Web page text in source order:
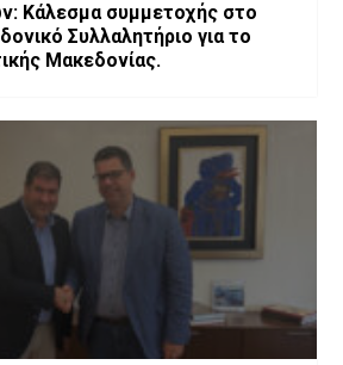
Κάλεσμα συμμετοχής στο
Συλλαλητήριο για το
Μακεδονίας.